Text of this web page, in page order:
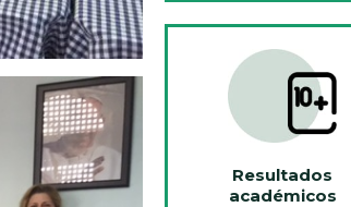
Resultados
académicos